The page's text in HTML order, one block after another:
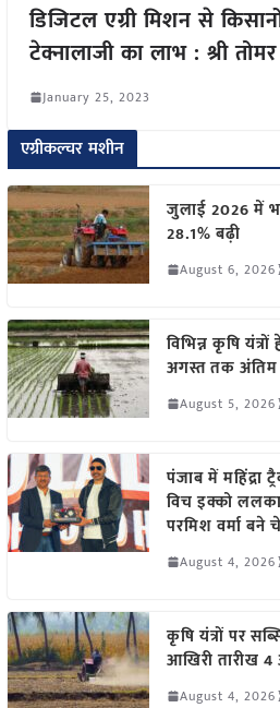
डिजिटल एग्री मिशन से
टेक्नालाजी का लाभ : श्री तोमर
January 25, 2023
एग्रीकल्चर मशीन
जुलाई 2026 में
28.1% बढ़ी
August 6, 2026
विभिन्न कृषि
अगस्त तक अंतिम
August 5, 2026
पंजाब में महिंद्रा
विच इक्को
परमिश वर्मा बने
August 4, 2026
कृषि यंत्रों पर
आखिरी तारीख
August 4, 2026